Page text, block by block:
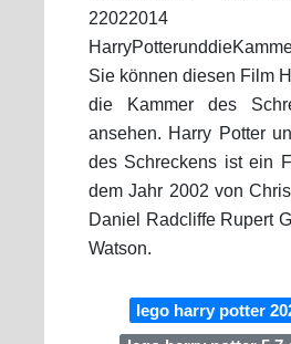
Sie können diesen Film
die Kammer des
ansehen. Harry Potter
des Schreckens ist ein
dem Jahr 2002 von
Daniel Radcliffe Rupert
Watson.
lego harry potter